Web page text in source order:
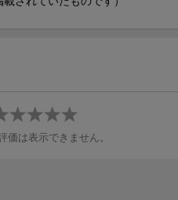
価は表示できません。